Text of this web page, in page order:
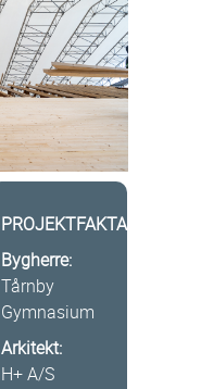
PROJEKTFAKTA
Bygherre:
Tårnby
Gymnasium
Arkitekt:
H+ A/S